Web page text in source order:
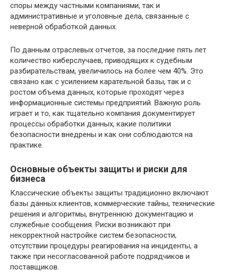
споры между частными компаниями, так и
административные и уголовные дела, связанные с
неверной обработкой данных.
По данным отраслевых отчетов, за последние пять лет
количество киберслучаев, приводящих к судебным
разбирательствам, увеличилось на более чем 40%. Это
связано как с усилением карательной базы, так и с
ростом объема данных, которые проходят через
информационные системы предприятий. Важную роль
играет и то, как тщательно компания документирует
процессы обработки данных, какие политики
безопасности внедрены и как они соблюдаются на
практике.
Основные объекты защиты и риски для
бизнеса
Классические объекты защиты традиционно включают
базы данных клиентов, коммерческие тайны, технические
решения и алгоритмы, внутреннюю документацию и
служебные сообщения. Риски возникают при
некорректной настройке систем безопасности,
отсутствии процедуры реагирования на инциденты, а
также при несогласованной работе подрядчиков и
поставщиков.